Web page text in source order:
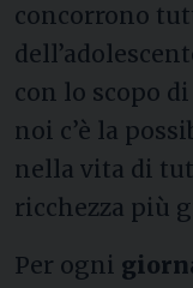
concorrono
con lo scopo
noi c’è la
nella vita di
ricchezza più
Per ogni